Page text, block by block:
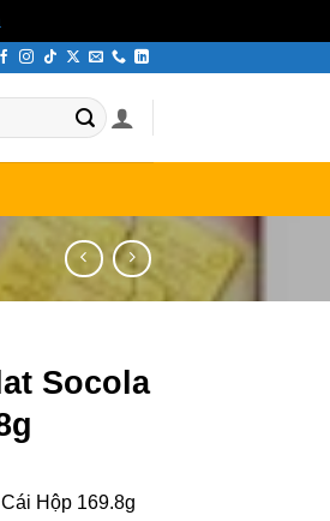
Socola
Hộp 169.8g